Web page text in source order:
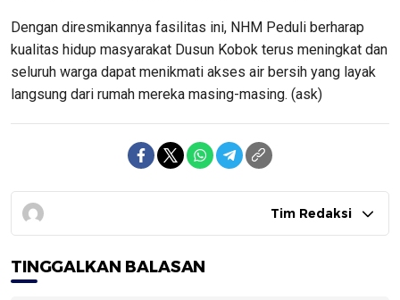
Dengan diresmikannya fasilitas ini, NHM Peduli berharap
kualitas hidup masyarakat Dusun Kobok terus meningkat dan
seluruh warga dapat menikmati akses air bersih yang layak
langsung dari rumah mereka masing-masing. (ask)
Tim Redaksi
TINGGALKAN BALASAN